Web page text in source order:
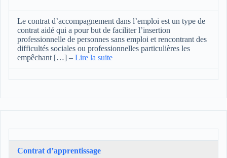
Le contrat d’accompagnement dans l’emploi est un type de
contrat aidé qui a pour but de faciliter l’insertion
professionnelle de personnes sans emploi et rencontrant des
difficultés sociales ou professionnelles particulières les
empêchant […] – Lire la suite
Contrat d’apprentissage